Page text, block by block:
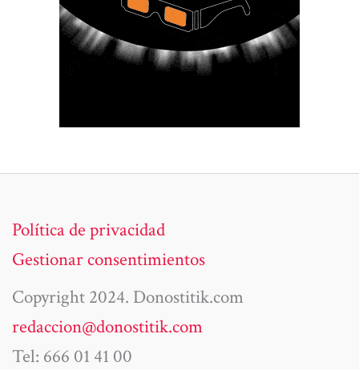
Política de privacidad
Gestionar consentimientos
Copyright 2024. Donostitik.com
redaccion@donostitik.com
Tel: 666 01 41 00